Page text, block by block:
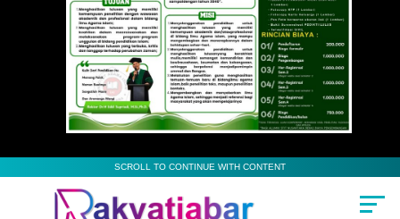
SCROLL TO CONTINUE WITH CONTENT